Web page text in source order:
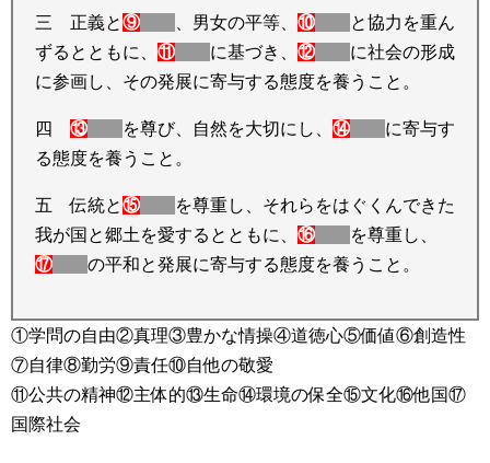
三 正義と⑨ 、男女の平等、 ⑩
と協力を重ん
ずるとともに、 ⑪ に基づき、 ⑫
に社会の形成
に参画し、その発展に寄与する態度を養うこと。
四 ⑬ を尊び、自然を大切にし、 ⑭
に寄与す
る態度を養うこと。
五 伝統と⑮
を尊重し、それらをはぐくんできた
我が国と郷土を愛するとともに、 ⑯
を尊重し、
⑰
の平和と発展に寄与する態度を養うこと。
①学問の自由②真理③豊かな情操④道徳心⑤価値⑥創造性
⑦自律⑧勤労⑨責任⑩自他の敬愛
⑪公共の精神⑫主体的⑬生命⑭環境の保全⑮文化⑯他国⑰
国際社会